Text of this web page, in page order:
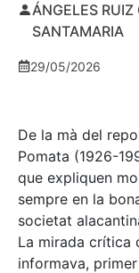
ÁNGELES RUIZ
SANTAMARIA
29/05/2026
De la mà del
Pomata (1926-
que expliquen
sempre en la
societat
La mirada crítica
informava,